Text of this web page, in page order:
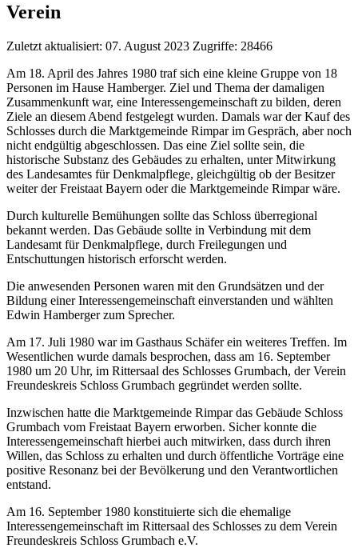
Verein
Zuletzt aktualisiert: 07. August 2023 Zugriffe: 28466
Am 18. April des Jahres 1980 traf sich eine kleine Gruppe von 18
Personen im Hause Hamberger. Ziel und Thema der damaligen
Zusammenkunft war, eine Interessengemeinschaft zu bilden, deren
Ziele an diesem Abend festgelegt wurden. Damals war der Kauf des
Schlosses durch die Marktgemeinde Rimpar im Gespräch, aber noch
nicht endgültig abgeschlossen. Das eine Ziel sollte sein, die
historische Substanz des Gebäudes zu erhalten, unter Mitwirkung
des Landesamtes für Denkmalpflege, gleichgültig ob der Besitzer
weiter der Freistaat Bayern oder die Marktgemeinde Rimpar wäre.
Durch kulturelle Bemühungen sollte das Schloss überregional
bekannt werden. Das Gebäude sollte in Verbindung mit dem
Landesamt für Denkmalpflege, durch Freilegungen und
Entschuttungen historisch erforscht werden.
Die anwesenden Personen waren mit den Grundsätzen und der
Bildung einer Interessengemeinschaft einverstanden und wählten
Edwin Hamberger zum Sprecher.
Am 17. Juli 1980 war im Gasthaus Schäfer ein weiteres Treffen. Im
Wesentlichen wurde damals besprochen, dass am 16. September
1980 um 20 Uhr, im Rittersaal des Schlosses Grumbach, der Verein
Freundeskreis Schloss Grumbach gegründet werden sollte.
Inzwischen hatte die Marktgemeinde Rimpar das Gebäude Schloss
Grumbach vom Freistaat Bayern erworben. Sicher konnte die
Interessengemeinschaft hierbei auch mitwirken, dass durch ihren
Willen, das Schloss zu erhalten und durch öffentliche Vorträge eine
positive Resonanz bei der Bevölkerung und den Verantwortlichen
entstand.
Am 16. September 1980 konstituierte sich die ehemalige
Interessengemeinschaft im Rittersaal des Schlosses zu dem Verein
Freundeskreis Schloss Grumbach e.V.